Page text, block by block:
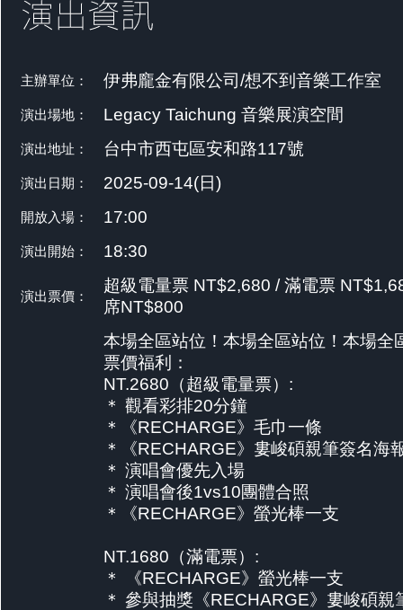
主辦單位： 伊弗龐金有限公司/想不到音樂工作室
演出場地： Legacy Taichung 音樂展演空間
演出地址： 台中市西屯區安和路117號
演出日期： 2025-09-14(日)
開放入場： 17:00
演出開始： 18:30
演出票價：
超級電量票 NT$2,680 / 滿電票
席NT$800
本場全區站位！本場全區站位！本場全
票價福利：
NT.2680（超級電量票）:
＊ 觀看彩排20分鐘
＊《RECHARGE》毛巾一條
＊《RECHARGE》婁峻碩親筆簽名海
＊ 演唱會優先入場
＊ 演唱會後1vs10團體合照
＊《RECHARGE》螢光棒一支
NT.1680（滿電票）:
＊ 《RECHARGE》螢光棒一支
＊ 參與抽獎《RECHARGE》婁峻碩親